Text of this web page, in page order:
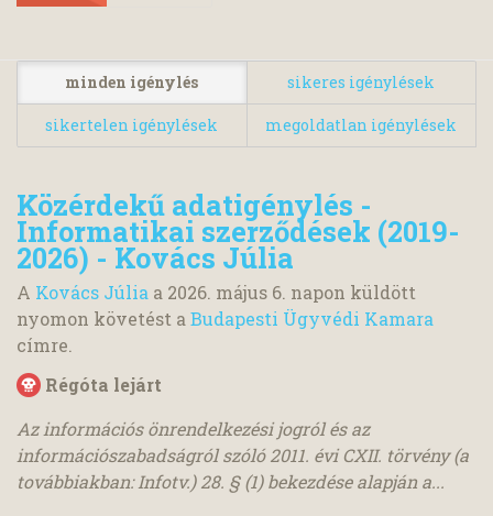
minden igénylés sikeres igénylések
sikertelen igénylések megoldatlan igénylések
Közérdekű adatigénylés -
Informatikai szerződések (2019-
2026) - Kovács Júlia
A Kovács Júlia a 2026. május 6. napon küldött
nyomon követést aBudapesti Ügyvédi Kamara
címre.
Régóta lejárt
Az információs önrendelkezési jogról és az
információszabadságról szóló 2011. évi CXII. törvény (a
továbbiakban: Infotv.) 28. § (1) bekezdése alapján a...